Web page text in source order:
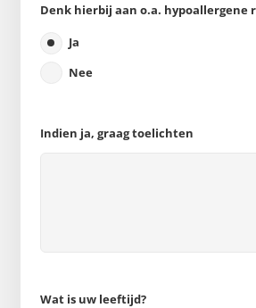
Denk hierbij aan o.a. hypoallergene
Ja
Nee
Indien ja, graag toelichten
Wat is uw leeftijd?